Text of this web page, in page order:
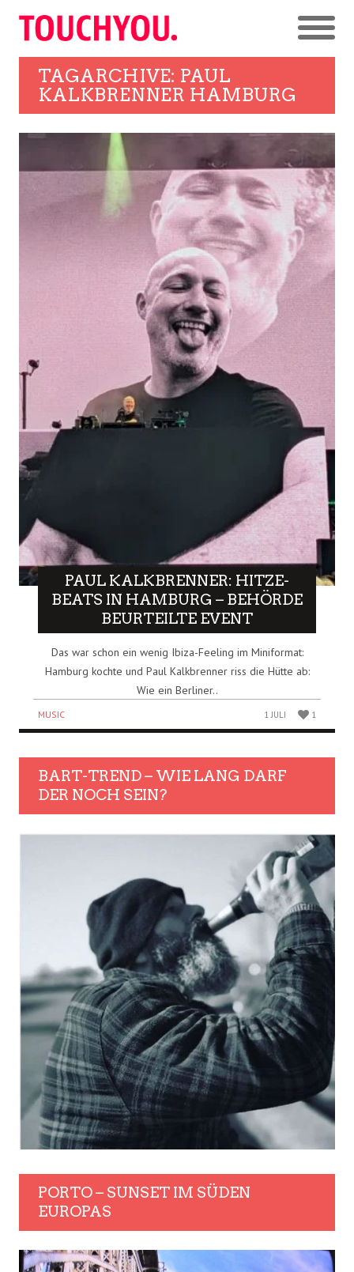
TAGARCHIVE: PAUL
KALKBRENNER HAMBURG
PAUL KALKBRENNER: HITZE-
BEATS IN HAMBURG – BEHÖRDE
BEURTEILTE EVENT
Das war schon ein wenig Ibiza-Feeling im Miniformat:
Hamburg kochte und Paul Kalkbrenner riss die Hütte ab:
Wie ein Berliner..
MUSIC 1 JULI 1
BART-TREND – WIE LANG DARF
DER NOCH SEIN?
PORTO – SUNSET IM SÜDEN
EUROPAS